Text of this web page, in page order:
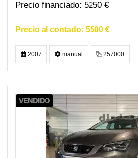
5250 €
5500 €
2007 manual 257000
VENDIDO